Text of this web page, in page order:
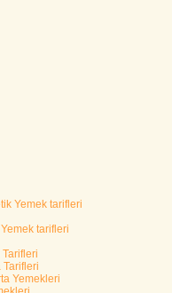
Yemek tarifleri
tarifleri
Tarifleri
Yemekleri